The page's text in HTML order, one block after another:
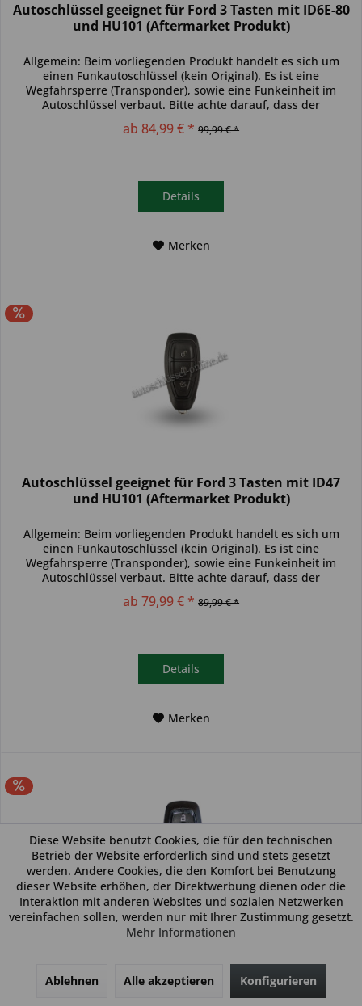
Autoschlüssel geeignet für Ford 3 Tasten mit ID6E-80
und HU101 (Aftermarket Produkt)
Allgemein: Beim vorliegenden Produkt handelt es sich um
einen Funkautoschlüssel (kein Original). Es ist eine
Wegfahrsperre (Transponder), sowie eine Funkeinheit im
Autoschlüssel verbaut. Bitte achte darauf, dass der
Autoschlüssel deinem...
ab 84,99 € * 99,99 € *
Details
Merken
Autoschlüssel geeignet für Ford 3 Tasten mit ID47
und HU101 (Aftermarket Produkt)
Allgemein: Beim vorliegenden Produkt handelt es sich um
einen Funkautoschlüssel (kein Original). Es ist eine
Wegfahrsperre (Transponder), sowie eine Funkeinheit im
Autoschlüssel verbaut. Bitte achte darauf, dass der
Autoschlüssel deinem...
ab 79,99 € * 89,99 € *
Details
Merken
Diese Website benutzt Cookies, die für den technischen
Betrieb der Website erforderlich sind und stets gesetzt
werden. Andere Cookies, die den Komfort bei Benutzung
dieser Website erhöhen, der Direktwerbung dienen oder die
Interaktion mit anderen Websites und sozialen Netzwerken
vereinfachen sollen, werden nur mit Ihrer Zustimmung gesetzt.
Mehr Informationen
Ablehnen Alle akzeptieren Konfigurieren